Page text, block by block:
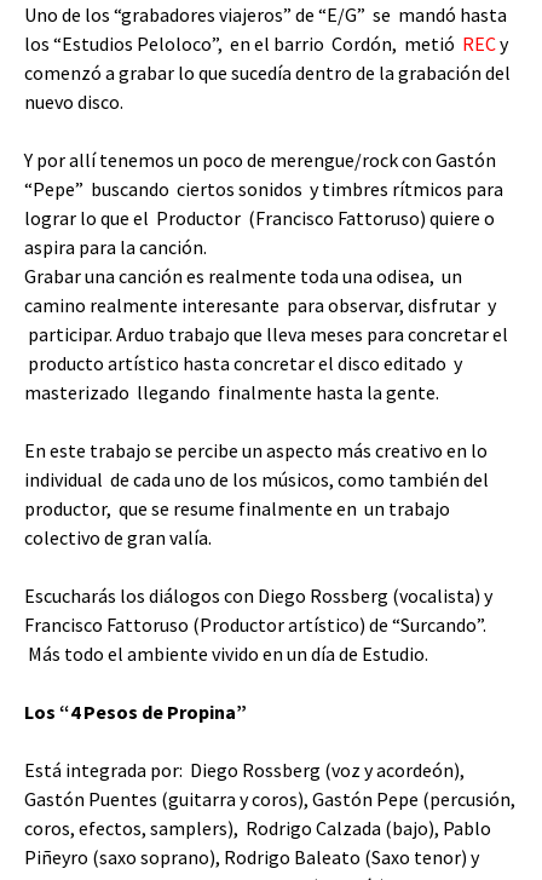
Uno de los “grabadores viajeros” de “E/G” se mandó hasta
los “Estudios Peloloco”, en el barrio Cordón, metió RECy
comenzó a grabar lo que sucedía dentro de la grabación del
nuevo disco.
Y por allí tenemos un poco de merengue/rock con Gastón
“Pepe” buscando ciertos sonidos y timbres rítmicos para
lograr lo que el Productor (Francisco Fattoruso) quiere o
aspira para la canción.
Grabar una canción es realmente toda una odisea, un
camino realmente interesante para observar, disfrutar y
participar. Arduo trabajo que lleva meses para concretar el
producto artístico hasta concretar el disco editado y
masterizado llegando finalmente hasta la gente.
En este trabajo se percibe un aspecto más creativo en lo
individual de cada uno de los músicos, como también del
productor, que se resume finalmente en un trabajo
colectivo de gran valía.
Escucharás los diálogos con Diego Rossberg (vocalista) y
Francisco Fattoruso (Productor artístico) de “Surcando”.
Más todo el ambiente vivido en un día de Estudio.
Los “4 Pesos de Propina”
Está integrada por: Diego Rossberg (voz y acordeón),
Gastón Puentes (guitarra y coros), Gastón Pepe (percusión,
coros, efectos, samplers), Rodrigo Calzada (bajo), Pablo
Piñeyro (saxo soprano), Rodrigo Baleato (Saxo tenor) y